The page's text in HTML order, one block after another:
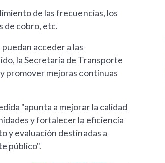
de las frecuencias, los
de cobro, etc.
acceder a las
la Secretaría de Transporte
promover mejoras continuas
"apunta a mejorar la calidad
y fortalecer la eficiencia
y evaluación destinadas a
público".